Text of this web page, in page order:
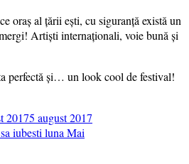
oraș al țării ești, cu siguranță există un
Artiști internaționali, voie bună și
perfectă și… un look cool de festival!
20175 august 2017